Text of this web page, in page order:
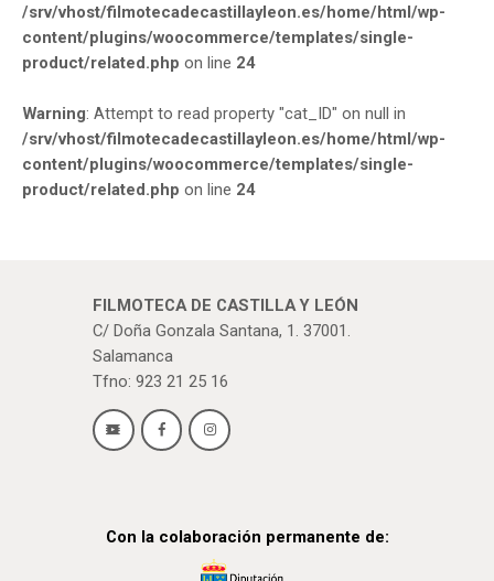
/srv/vhost/filmotecadecastillayleon.es/home/html/wp-
content/plugins/woocommerce/templates/single-
product/related.php on line 24
Warning: Attempt to read property "cat_ID" on null in
/srv/vhost/filmotecadecastillayleon.es/home/html/wp-
content/plugins/woocommerce/templates/single-
product/related.php on line 24
FILMOTECA DE CASTILLA Y LEÓN
C/ Doña Gonzala Santana, 1. 37001.
Salamanca
Tfno: 923 21 25 16
Con la colaboración permanente de: